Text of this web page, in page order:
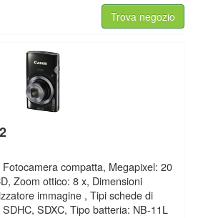
Trova negozio
compatta, Megapixel: 20
Zoom ottico: 8 x, Dimensioni
immagine , Tipi schede di
SDXC, Tipo batteria: NB-11L